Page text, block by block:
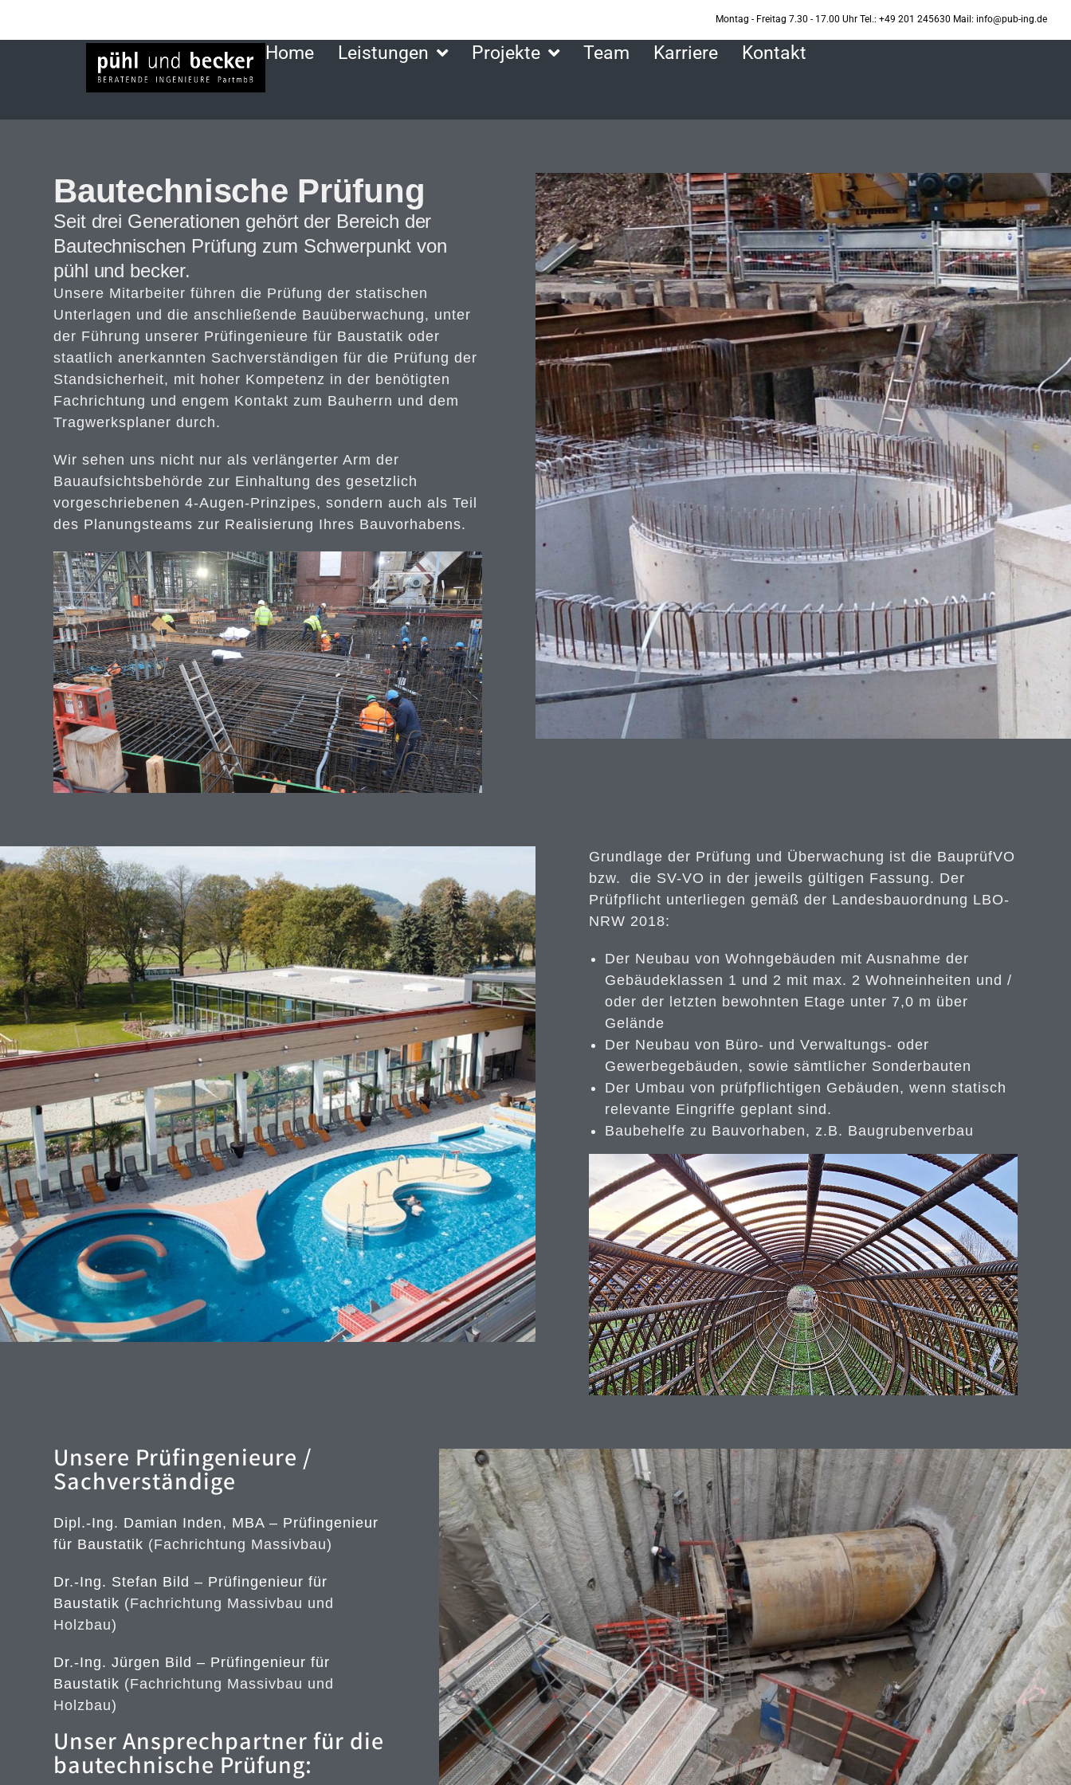
Montag - Freitag 7.30 - 17.00 Uhr Tel.: +49 201 245630 Mail: info@pub-ing.de
Home Leistungen Projekte Team Karriere Kontakt
Bautechnische Prüfung
Seit drei Generationen gehört der Bereich der
Bautechnischen Prüfung zum Schwerpunkt von
pühl und becker.
Unsere Mitarbeiter führen die Prüfung der statischen
Unterlagen und die anschließende Bauüberwachung, unter
der Führung unserer Prüfingenieure für Baustatik oder
staatlich anerkannten Sachverständigen für die Prüfung der
Standsicherheit, mit hoher Kompetenz in der benötigten
Fachrichtung und engem Kontakt zum Bauherrn und dem
Tragwerksplaner durch.
Wir sehen uns nicht nur als verlängerter Arm der
Bauaufsichtsbehörde zur Einhaltung des gesetzlich
vorgeschriebenen 4-Augen-Prinzipes, sondern auch als Teil
des Planungsteams zur Realisierung Ihres Bauvorhabens.
Grundlage der Prüfung und Überwachung ist die BauprüfVO
bzw. die SV-VO in der jeweils gültigen Fassung. Der
Prüfpflicht unterliegen gemäß der Landesbauordnung LBO-
NRW 2018:
Der Neubau von Wohngebäuden mit Ausnahme der
Gebäudeklassen 1 und 2 mit max. 2 Wohneinheiten und /
oder der letzten bewohnten Etage unter 7,0 m über
Gelände
Der Neubau von Büro- und Verwaltungs- oder
Gewerbegebäuden, sowie sämtlicher Sonderbauten
Der Umbau von prüfpflichtigen Gebäuden, wenn statisch
relevante Eingriffe geplant sind.
Baubehelfe zu Bauvorhaben, z.B. Baugrubenverbau
Unsere Prüfingenieure /
Sachverständige
Dipl.-Ing. Damian Inden, MBA – Prüfingenieur
für Baustatik (Fachrichtung Massivbau)
Dr.-Ing. Stefan Bild – Prüfingenieur für
Baustatik (Fachrichtung Massivbau und
Holzbau)
Dr.-Ing. Jürgen Bild – Prüfingenieur für
Baustatik (Fachrichtung Massivbau und
Holzbau)
Unser Ansprechpartner für die
bautechnische Prüfung: